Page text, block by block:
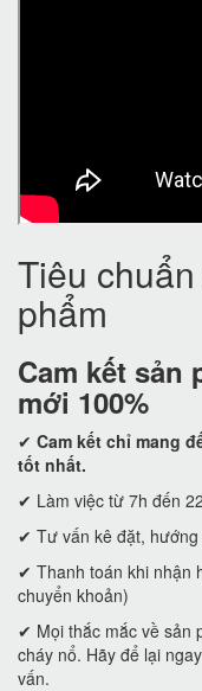
Tiêu
phẩm
Cam kết sản
mới 100%
✔ Cam kết chỉ mang
tốt nhất.
✔ Làm việc từ 7h đến
✔ Tư vấn kê đặt,
✔ Thanh toán khi nhận
chuyển khoản)
✔ Mọi thắc mắc về sản
cháy nổ. Hãy để lại
vấn.